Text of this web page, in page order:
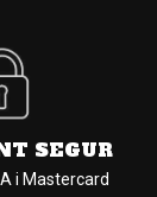
SEGUR
i Mastercard